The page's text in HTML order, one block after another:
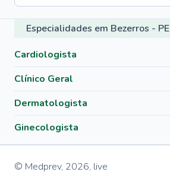
Especialidades em Bezerros - PE
Cardiologista
Clínico Geral
Dermatologista
Ginecologista
© Medprev, 2026, live